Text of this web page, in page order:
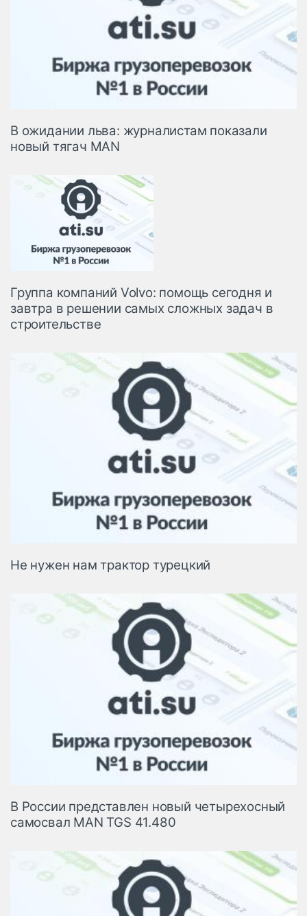
В ожидании льва: журналистам показали
новый тягач MAN
Группа компаний Volvo: помощь сегодня и
завтра в решении самых сложных задач в
строительстве
Не нужен нам трактор турецкий
В России представлен новый четырехосный
самосвал MAN TGS 41.480